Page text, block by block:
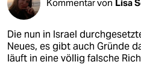
Kommentar von Lisa
Die nun in Israel
Neues, es gibt auch Gründe
läuft in eine völlig falsche